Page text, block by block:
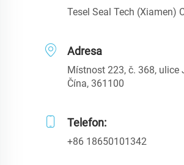
Tesel Seal Tech (Xiamen)
Adresa
Místnost 223, č. 368, ulice
Čína, 361100
Telefon:
+86 18650101342